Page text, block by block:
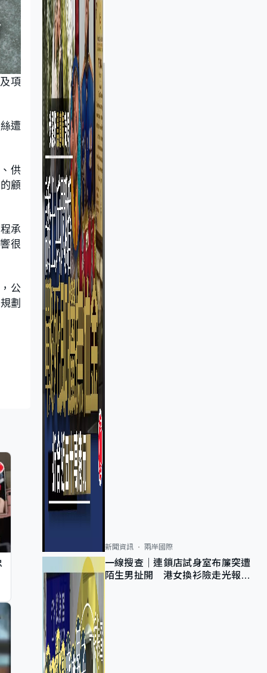
項
遭
供
顧
承
很
公
劃
新聞資訊 兩岸國際
一線搜查｜連鎖店試身室布簾突遭
陌生男扯開 港女換衫險走光報